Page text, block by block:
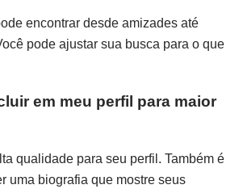
encontrar desde amizades até
pode ajustar sua busca para o que
em meu perfil para maior
qualidade para seu perfil. Também é
uma biografia que mostre seus